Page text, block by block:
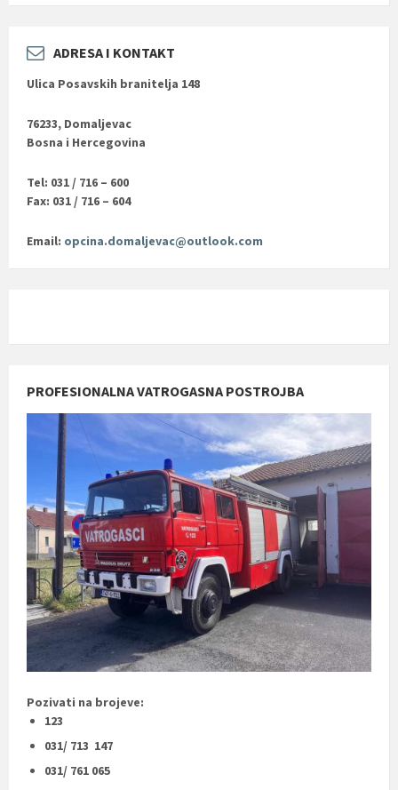
ADRESA I KONTAKT
Ulica Posavskih branitelja 148
76233, Domaljevac
Bosna i Hercegovina
Tel: 031 / 716 – 600
Fax: 031 / 716 – 604
Email: opcina.domaljevac@outlook.com
PROFESIONALNA VATROGASNA POSTROJBA
Pozivati na brojeve:
123
031/ 713 147
031/ 761 065